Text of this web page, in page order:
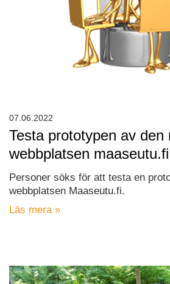
Testa prototypen av den
webbplatsen
Personer söks för att testa en
webbplatsen Maaseutu.fi.
Läs mera »
07.06.2022